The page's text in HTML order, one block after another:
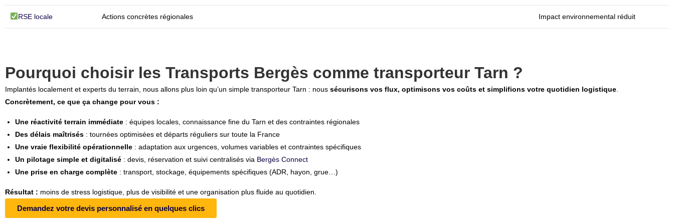
RSE locale Actions concrètes régionales Impact environnemental réduit
Pourquoi choisir les Transports Bergès comme transporteur Tarn ?
Implantés localement et experts du terrain, nous allons plus loin qu’un simple transporteur Tarn : nous sécurisons vos flux, optimisons vos coûts et simplifions votre quotidien logistique
Concrètement, ce que ça change pour vous :
Une réactivité terrain immédiate : équipes locales, connaissance fine du Tarn et des contraintes régionales
Des délais maîtrisés : tournées optimisées et départs réguliers sur toute la France
Une vraie flexibilité opérationnelle : adaptation aux urgences, volumes variables et contraintes spécifiques
Un pilotage simple et digitalisé : devis, réservation et suivi centralisés via Bergès Connect
Une prise en charge complète : transport, stockage, équipements spécifiques (ADR, hayon, grue…)
Résultat : moins de stress logistique, plus de visibilité et une organisation plus fluide au quotidien.
Demandez votre devis personnalisé en quelques clics